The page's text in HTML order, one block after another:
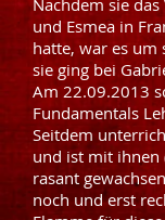
Nachdem sie
und Esmea in
hatte, war es um
sie ging bei
Am 22.09.2013
Fundamentals
Seitdem
und ist mit ihnen
rasant
noch und erst